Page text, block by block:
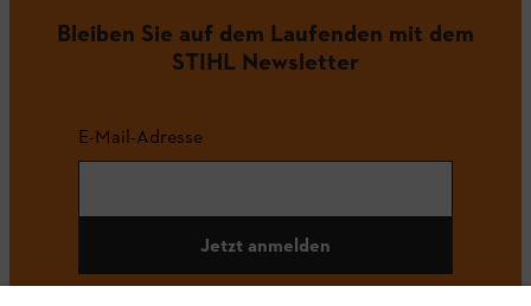
Bleiben Sie auf dem Laufenden mit dem
STIHL Newsletter
E-Mail-Adresse
Jetzt anmelden